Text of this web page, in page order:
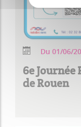
Du 01/06/
6e Journée
de Rouen